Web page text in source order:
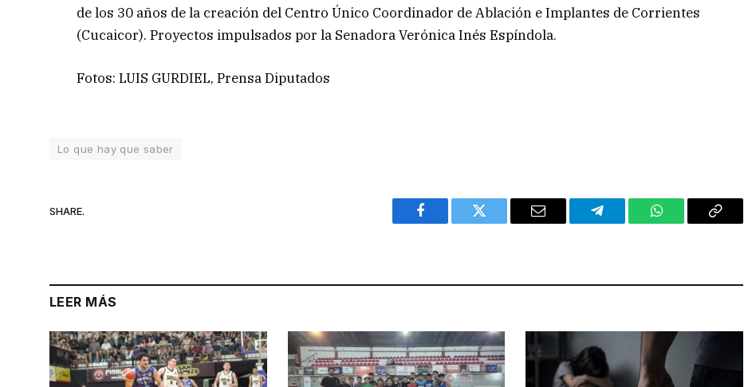
de los 30 años de la creación del Centro Único Coordinador de Ablación e Implantes de Corrientes
(Cucaicor). Proyectos impulsados por la Senadora Verónica Inés Espíndola.
Fotos: LUIS GURDIEL, Prensa Diputados
Lo que hay que saber
SHARE.
Facebook Twitter Email Telegram WhatsAppCopy
LEER MÁS